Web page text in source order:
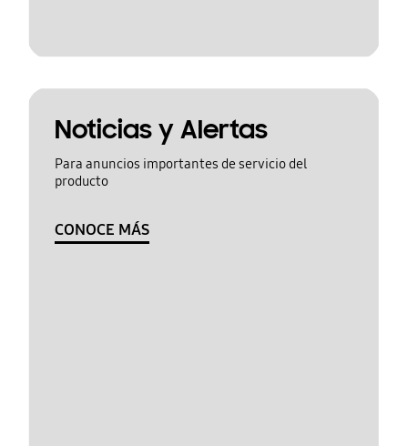
Noticias y Alertas
Para anuncios importantes de servicio del
producto
CONOCE MÁS